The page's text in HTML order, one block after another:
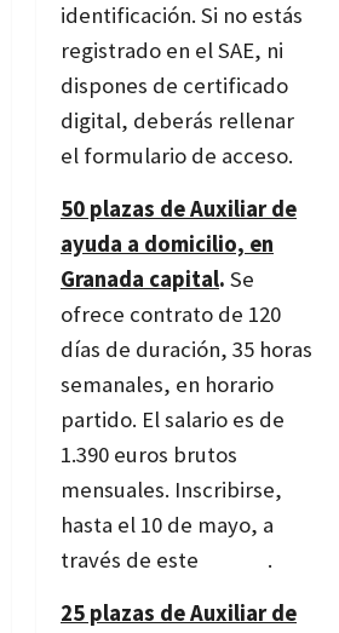
identificación. Si no estás
registrado en el SAE, ni
dispones de certificado
digital, deberás rellenar
el formulario de acceso.
50 plazas de Auxiliar de
ayuda a domicilio, en
Granada capital. Se
ofrece contrato de 120
días de duración, 35 horas
semanales, en horario
partido. El salario es de
1.390 euros brutos
mensuales. Inscribirse,
hasta el 10 de mayo, a
través de este
.
25 plazas de Auxiliar de